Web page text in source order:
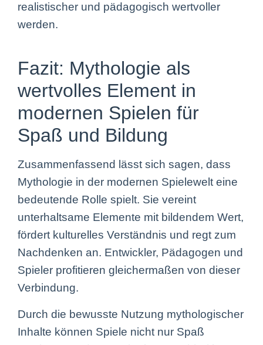
realistischer und pädagogisch wertvoller
werden.
Fazit: Mythologie als
wertvolles Element in
modernen Spielen für
Spaß und Bildung
Zusammenfassend lässt sich sagen, dass
Mythologie in der modernen Spielewelt eine
bedeutende Rolle spielt. Sie vereint
unterhaltsame Elemente mit bildendem Wert,
fördert kulturelles Verständnis und regt zum
Nachdenken an. Entwickler, Pädagogen und
Spieler profitieren gleichermaßen von dieser
Verbindung.
Durch die bewusste Nutzung mythologischer
Inhalte können Spiele nicht nur Spaß